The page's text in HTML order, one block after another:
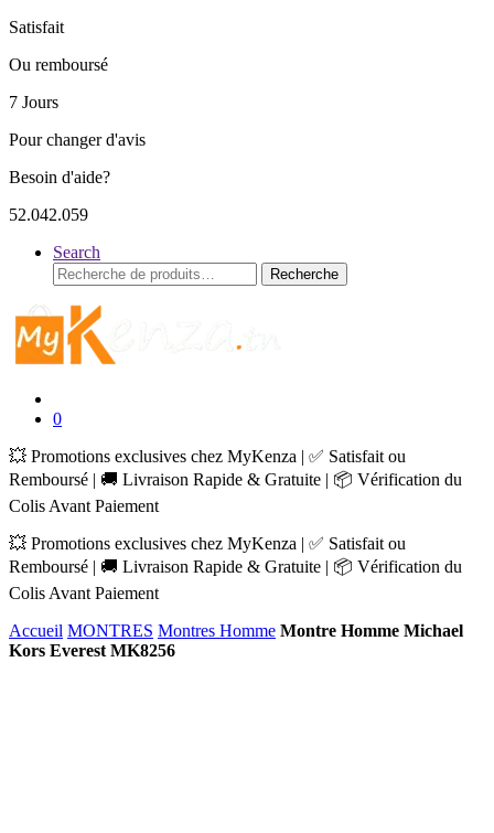
Satisfait
Ou remboursé
7 Jours
Pour changer d'avis
Besoin d'aide?
52.042.059
Search
Recherche
pour :
Recherche
0
💥 Promotions exclusives chez MyKenza | ✅ Satisfait ou
Remboursé | 🚚 Livraison Rapide & Gratuite | 📦 Vérification du
Colis Avant Paiement
💥 Promotions exclusives chez MyKenza | ✅ Satisfait ou
Remboursé | 🚚 Livraison Rapide & Gratuite | 📦 Vérification du
Colis Avant Paiement
Accueil MONTRES Montres Homme Montre Homme Michael
Kors Everest MK8256